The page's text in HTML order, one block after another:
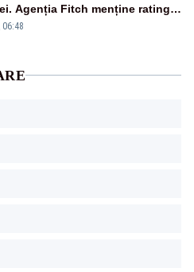
Agenția Fitch menține ratingul
perspectivă negativă
06:48